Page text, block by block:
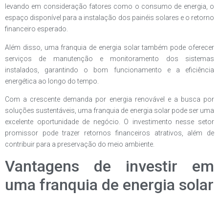
levando em consideração fatores como o consumo de energia, o
espaço disponível para a instalação dos painéis solares e o retorno
financeiro esperado.
Além disso, uma franquia de energia solar também pode oferecer
serviços de manutenção e monitoramento dos sistemas
instalados, garantindo o bom funcionamento e a eficiência
energética ao longo do tempo.
Com a crescente demanda por energia renovável e a busca por
soluções sustentáveis, uma franquia de energia solar pode ser uma
excelente oportunidade de negócio. O investimento nesse setor
promissor pode trazer retornos financeiros atrativos, além de
contribuir para a preservação do meio ambiente.
Vantagens de investir em
uma franquia de energia solar